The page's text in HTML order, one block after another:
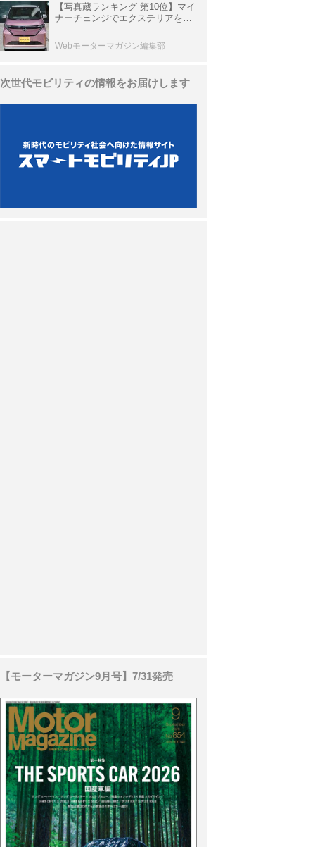
【写真蔵ランキング 第10位】マイ
ナーチェンジでエクステリアを刷
クラ」
Webモーターマガジン編集部
次世代モビリティの情報をお届けします
【モーターマガジン9月号】7/31発売